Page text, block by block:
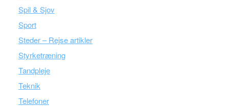
Spil & Sjov
Sport
Steder – Rejse artikler
Styrketræning
Tandpleje
Teknik
Telefoner